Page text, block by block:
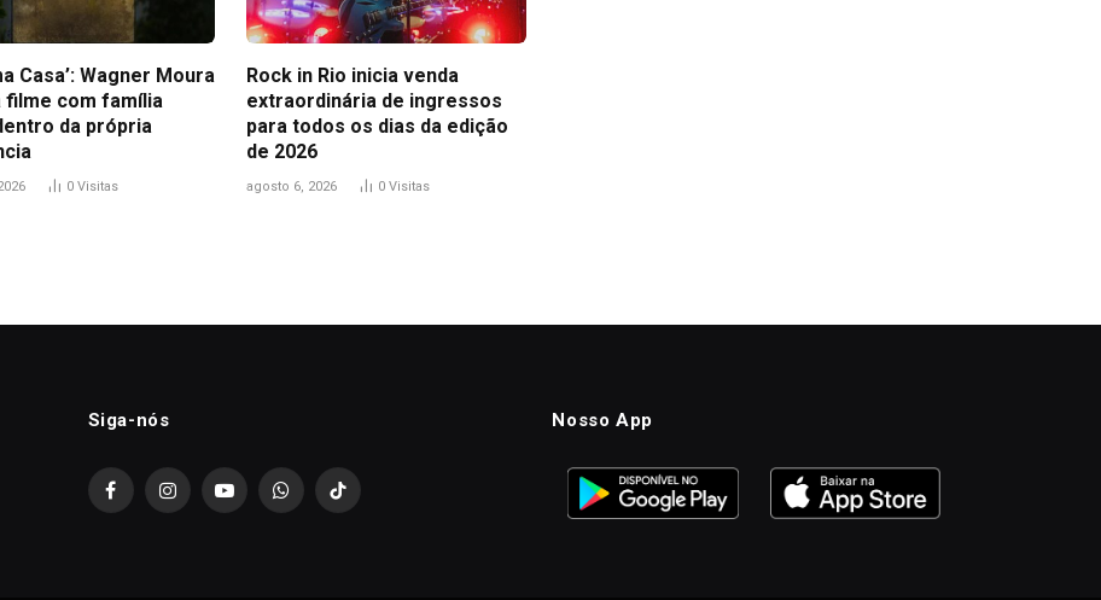
Casa’: Wagner Moura
filme com família
da própria
0 Visitas
Rock in Rio inicia venda
extraordinária de ingressos
para todos os dias da edição
de 2026
agosto 6, 2026 0 Visitas
Siga-nós
FacebookInstagramYouTubeWhatsAppTikTok
Nosso App